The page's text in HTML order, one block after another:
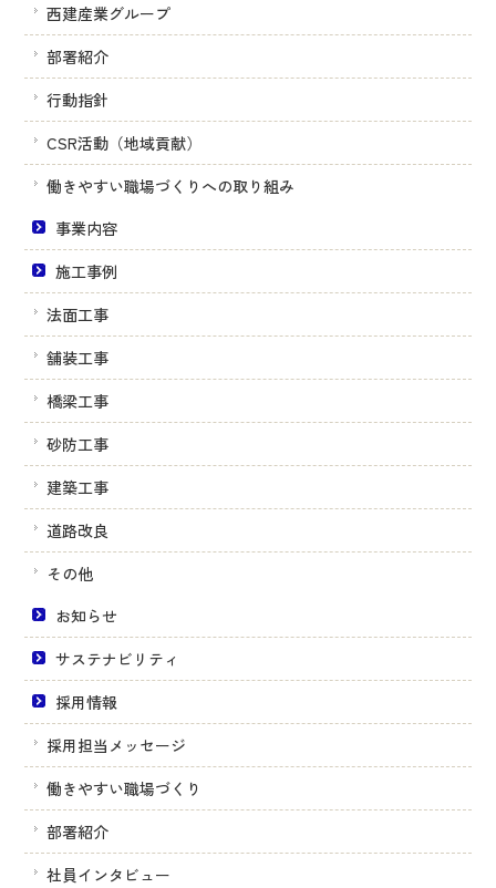
西建産業グループ
部署紹介
行動指針
CSR活動（地域貢献）
働きやすい職場づくりへの取り組み
事業内容
施工事例
法面工事
舗装工事
橋梁工事
砂防工事
建築工事
道路改良
その他
お知らせ
サステナビリティ
採用情報
採用担当メッセージ
働きやすい職場づくり
部署紹介
社員インタビュー